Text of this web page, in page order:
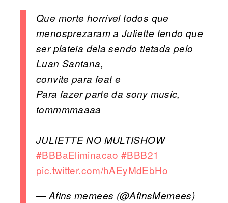
Que morte horrível todos que
menosprezaram a Juliette tendo que
ser plateia dela sendo tietada pelo
Luan Santana,
convite para feat e
Para fazer parte da sony music,
tommmmaaaa
JULIETTE NO MULTISHOW
#BBBaEliminacao #BBB21
pic.twitter.com/hAEyMdEbHo
— Afins memees (@AfinsMemees)